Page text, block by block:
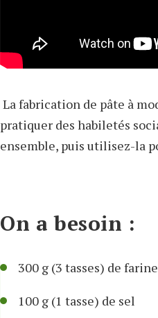
La fabrication de pâte à
pratiquer des habiletés
ensemble, puis utilisez-la
On a besoin :
300 g (3 tasses) de farine
100 g (1 tasse) de sel